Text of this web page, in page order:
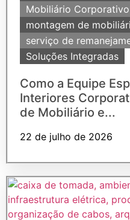
Mobiliário Corporativo
montagem de
serviço de
Soluções Integradas
Como a Equipe
Interiores
de Mobiliário e...
22 de julho de 2026